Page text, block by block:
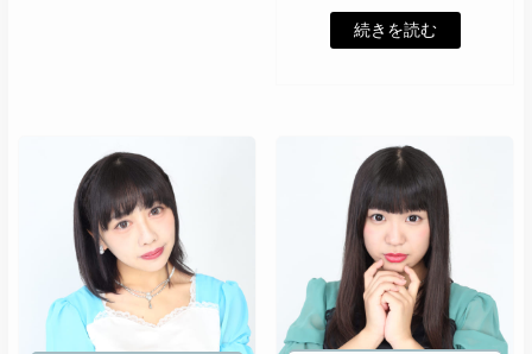
続きを読む